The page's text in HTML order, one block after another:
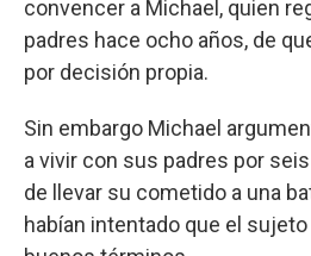
convencer a Michael, quien
padres hace ocho años, de
por decisión propia.
Sin embargo Michael
a vivir con sus padres por
de llevar su cometido a una
habían intentado que el